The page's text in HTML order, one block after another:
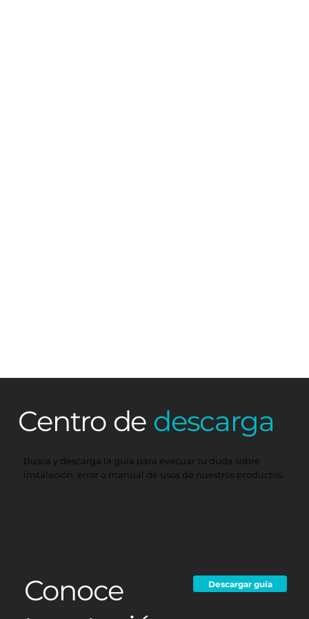
Conoce
Centro de descarga
Busca y descarga la guía para evacuar tu duda sobre
instalación, error o manual de usos de nuestros productos.
Descargar guía